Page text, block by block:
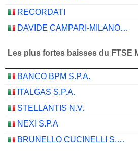
RECORDATI
DAVIDE CAMPARI-MILANO N.V.
Les plus fortes baisses du FTSE
BANCO BPM S.P.A.
ITALGAS S.P.A.
STELLANTIS N.V.
NEXI S.P.A
BRUNELLO CUCINELLI S.P.A.